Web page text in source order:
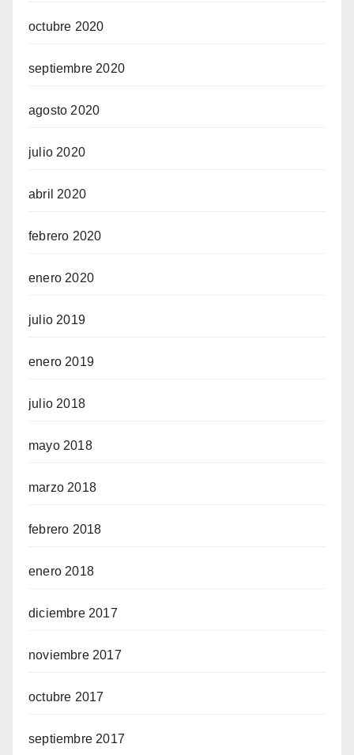
octubre 2020
septiembre 2020
agosto 2020
julio 2020
abril 2020
febrero 2020
enero 2020
julio 2019
enero 2019
julio 2018
mayo 2018
marzo 2018
febrero 2018
enero 2018
diciembre 2017
noviembre 2017
octubre 2017
septiembre 2017